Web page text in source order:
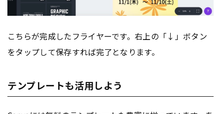
こちらが完成したフライヤーです。右上の「↓」ボタン
をタップして保存すれば完了となります。
テンプレートも活用しよう